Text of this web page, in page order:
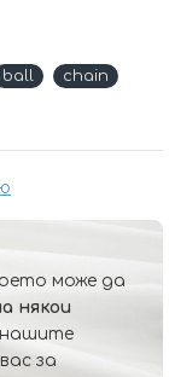
ball
chain
може да
някои
нашите
за